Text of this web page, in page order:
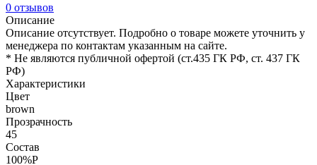
0 отзывов
Описание
Описание отсутствует. Подробно о товаре можете уточнить у
менеджера по контактам указанным на сайте.
* Не являются публичной офертой (ст.435 ГК РФ, cт. 437 ГК
РФ)
Характеристики
Цвет
brown
Прозрачность
45
Состав
100%P